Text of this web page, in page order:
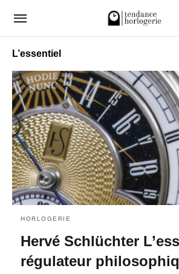
L’essentiel
HORLOGERIE
Hervé Schlüchter
régulateur